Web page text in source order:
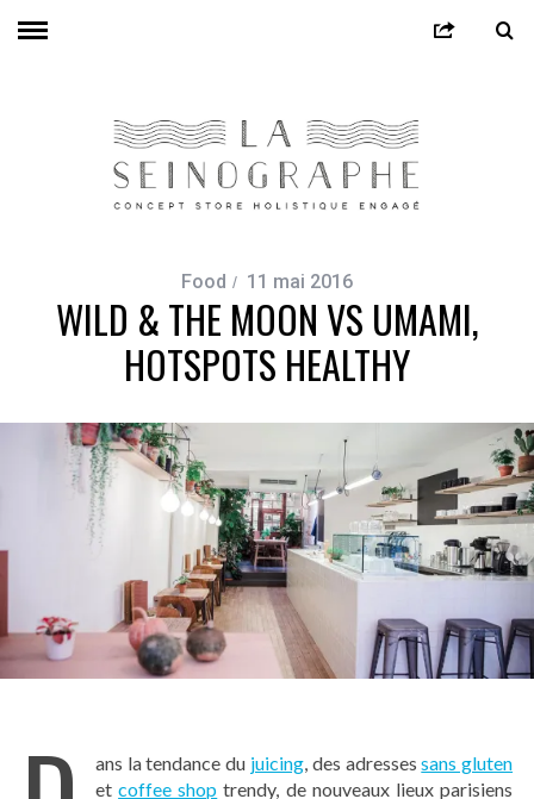
Food 11 mai 2016
WILD & THE MOON VS UMAMI,
HOTSPOTS HEALTHY
ans la tendance du juicing, des adressessans gluten
etcoffee shop trendy, de nouveaux lieux parisiens